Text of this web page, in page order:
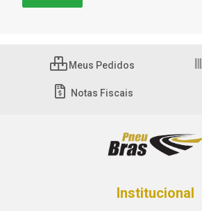
Meus Pedidos
Notas Fiscais
Institucional